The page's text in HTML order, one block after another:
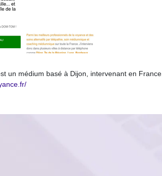
un médium basé à Dijon, intervenant en France.